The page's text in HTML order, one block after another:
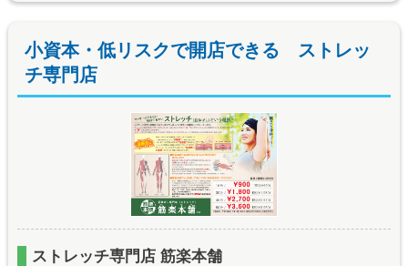
小資本・低リスクで開店できる ストレッ
チ専門店
ストレッチ専門店 筋楽本舗